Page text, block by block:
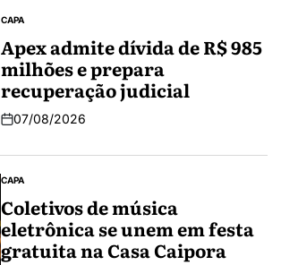
CAPA
Apex admite dívida de R$ 985
milhões e prepara
recuperação judicial
07/08/2026
CAPA
Coletivos de música
eletrônica se unem em festa
gratuita na Casa Caipora